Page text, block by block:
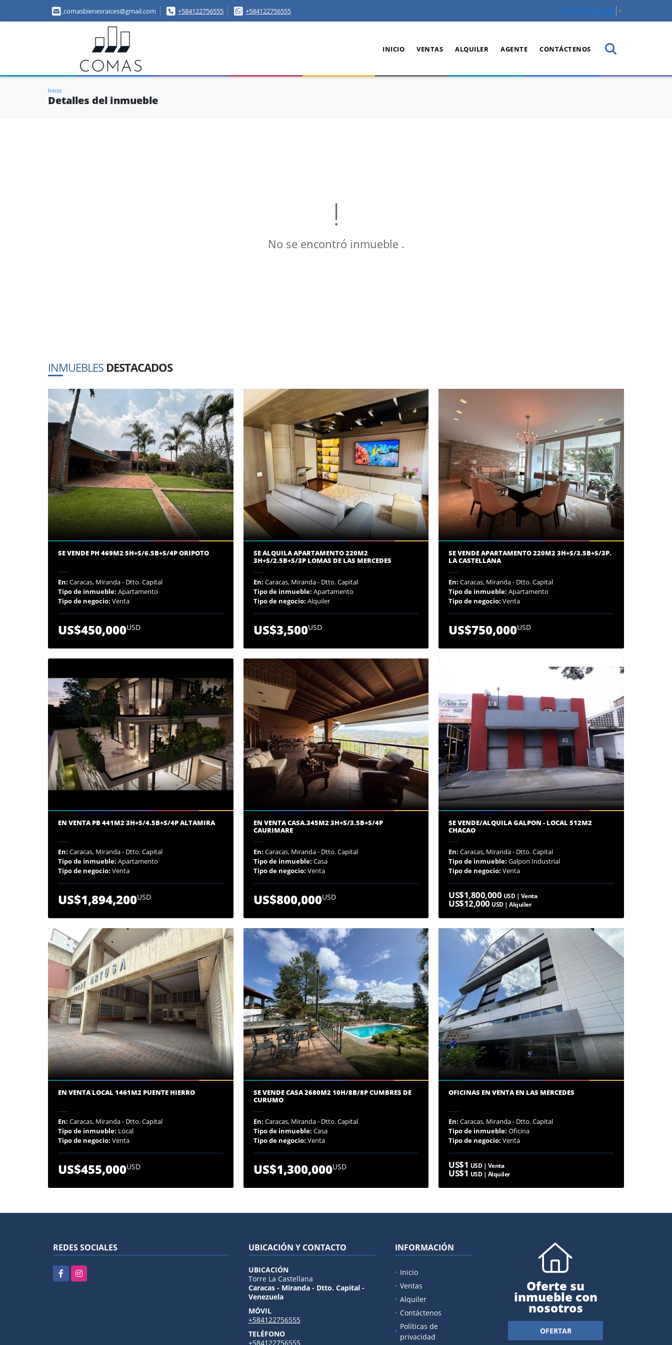
comasbienesraices@gmail.com +584122756555 +584122756555 Select Language ▼
INICIO VENTAS ALQUILER AGENTE CONTÁCTENOS
Inicio
Detalles del inmueble
No se encontró inmueble .
INMUEBLES DESTACADOS
SE VENDE PH 469M2 5H+S/6.5B+S/4P ORIPOTO
En: Caracas, Miranda - Dtto. Capital
Tipo de inmueble: Apartamento
Tipo de negocio: Venta
US$450,000USD
SE ALQUILA APARTAMENTO 220M2
3H+S/2.5B+S/3P LOMAS DE LAS MERCEDES
En: Caracas, Miranda - Dtto. Capital
Tipo de inmueble: Apartamento
Tipo de negocio: Alquiler
US$3,500USD
SE VENDE APARTAMENTO 220M2 3H+S/3.5B+S/3P.
LA CASTELLANA
En: Caracas, Miranda - Dtto. Capital
Tipo de inmueble: Apartamento
Tipo de negocio: Venta
US$750,000USD
EN VENTA PB 441M2 3H+S/4.5B+S/4P ALTAMIRA
En: Caracas, Miranda - Dtto. Capital
Tipo de inmueble: Apartamento
Tipo de negocio: Venta
US$1,894,200USD
EN VENTA CASA.345M2 3H+S/3.5B+S/4P
CAURIMARE
En: Caracas, Miranda - Dtto. Capital
Tipo de inmueble: Casa
Tipo de negocio: Venta
US$800,000USD
SE VENDE/ALQUILA GALPON - LOCAL 512M2
CHACAO
En: Caracas, Miranda - Dtto. Capital
Tipo de inmueble: Galpon Industrial
Tipo de negocio: Venta
US$1,800,000 USD | Venta
US$12,000 USD | Alquiler
EN VENTA LOCAL 1461M2 PUENTE HIERRO
En: Caracas, Miranda - Dtto. Capital
Tipo de inmueble: Local
Tipo de negocio: Venta
US$455,000USD
SE VENDE CASA 2680M2 10H/8B/8P CUMBRES DE
CURUMO
En: Caracas, Miranda - Dtto. Capital
Tipo de inmueble: Casa
Tipo de negocio: Venta
US$1,300,000USD
OFICINAS EN VENTA EN LAS MERCEDES
En: Caracas, Miranda - Dtto. Capital
Tipo de inmueble: Oficina
Tipo de negocio: Venta
US$1 USD | Venta
US$1 USD | Alquiler
REDES SOCIALES
FacebookInstagram
UBICACIÓN Y CONTACTO
UBICACIÓN
Torre La Castellana
Caracas - Miranda - Dtto. Capital -
Venezuela
MÓVIL
+584122756555
TELÉFONO
+584122756555
INFORMACIÓN
Inicio
Ventas
Alquiler
Contáctenos
Políticas de
privacidad
Oferte su
inmueble con
nosotros
OFERTAR